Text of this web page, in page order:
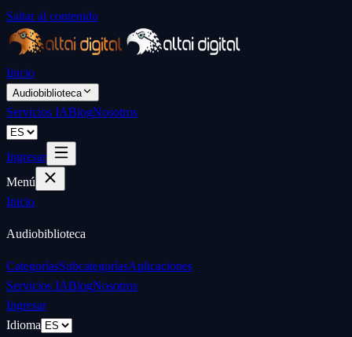
Saltar al contenido
Inicio
Audiobiblioteca
Servicios IABlogNosotros
Ingresar
Menú
Inicio
Audiobiblioteca
CategoríasSubcategoríasAplicaciones
Servicios IABlogNosotros
Ingresar
Idioma